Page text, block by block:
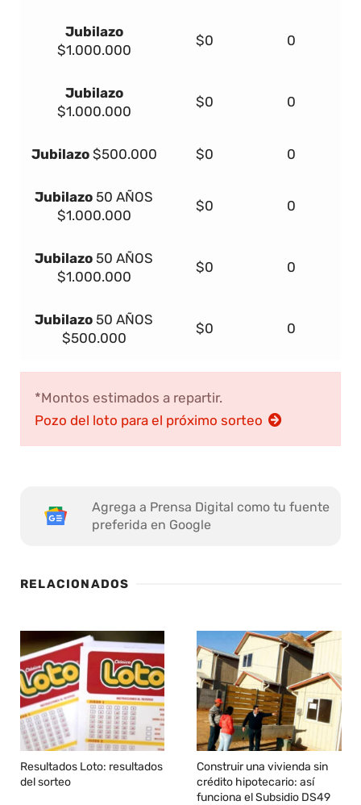
Jubilazo
$1.000.000
$0 0
Jubilazo
$1.000.000
$0 0
Jubilazo $500.000 $0 0
Jubilazo 50 AÑOS
$1.000.000
$0 0
Jubilazo 50 AÑOS
$1.000.000
$0 0
Jubilazo 50 AÑOS
$500.000
$0 0
*Montos estimados a repartir.
Pozo del loto para el próximo sorteo
Agrega a Prensa Digital como tu fuente
preferida en Google
RELACIONADOS
Resultados Loto: resultados
del sorteo
Construir una vivienda sin
crédito hipotecario: así
funciona el Subsidio DS49